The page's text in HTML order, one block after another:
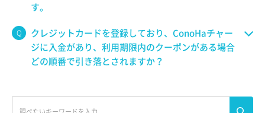
す。
クレジットカードを登録しており、ConoHaチャー
ジに入金があり、利用期限内のクーポンがある場合
どの順番で引き落とされますか？